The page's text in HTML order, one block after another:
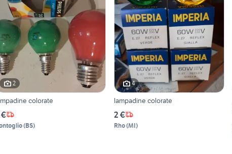
2
colorate
(BS)
4
lampadine colorate
2 €
Rho(MI)